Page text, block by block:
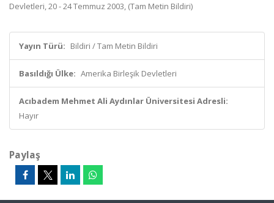
Devletleri, 20 - 24 Temmuz 2003, (Tam Metin Bildiri)
Yayın Türü: Bildiri / Tam Metin Bildiri
Basıldığı Ülke: Amerika Birleşik Devletleri
Acıbadem Mehmet Ali Aydınlar Üniversitesi Adresli:
Hayır
Paylaş